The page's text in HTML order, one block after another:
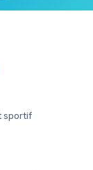
sportif